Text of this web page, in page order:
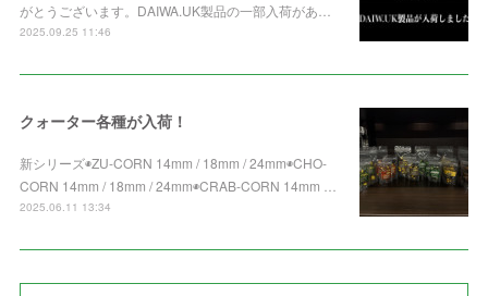
がとうございます。DAIWA.UK製品の一部入荷があ…
2025.09.25 11:46
クォーター各種が入荷！
新シリーズ◉ZU-CORN 14mm / 18mm / 24mm◉CHO-
CORN 14mm / 18mm / 24mm◉CRAB-CORN 14mm …
2025.06.11 13:34